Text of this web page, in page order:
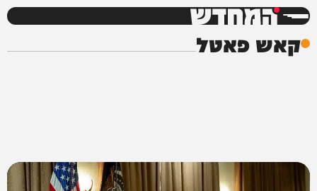
המחדש
קאש פאטל